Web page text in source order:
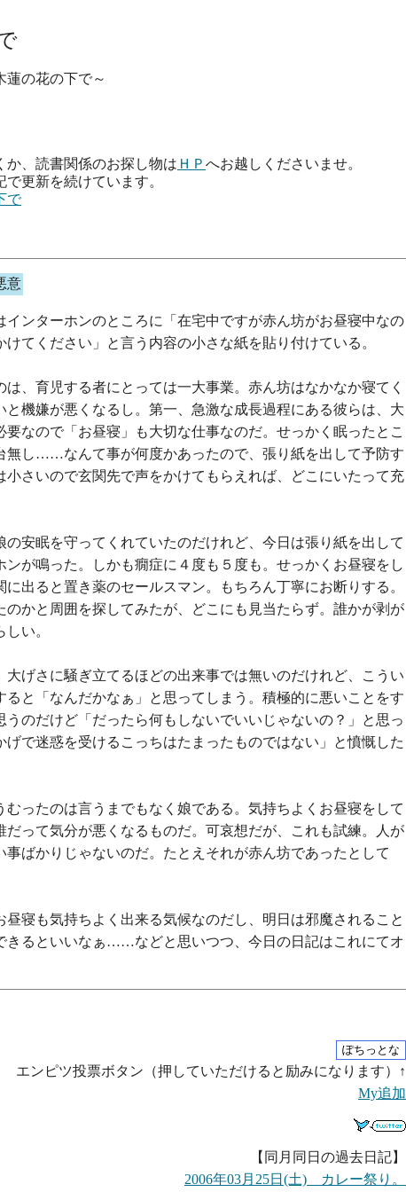
花の下で～
か、読書関係のお探し物は ＨＰ へお越しくださいませ。
更新を続けています。
で
意
インターホンのところに「在宅中ですが赤ん坊がお昼寝中なの
てください」と言う内容の小さな紙を貼り付けている。
、育児する者にとっては一大事業。赤ん坊はなかなか寝てく
と機嫌が悪くなるし。第一、急激な成長過程にある彼らは、大
要なので「お昼寝」も大切な仕事なのだ。せっかく眠ったとこ
無し……なんて事が何度かあったので、張り紙を出して予防す
小さいので玄関先で声をかけてもらえれば、どこにいたって充
安眠を守ってくれていたのだけれど、今日は張り紙を出して
ンが鳴った。しかも癇症に４度も５度も。せっかくお昼寝をし
出ると置き薬のセールスマン。もちろん丁寧にお断りする。
のかと周囲を探してみたが、どこにも見当たらず。誰かが剥が
い。
大げさに騒ぎ立てるほどの出来事では無いのだけれど、こうい
ると「なんだかなぁ」と思ってしまう。積極的に悪いことをす
うのだけど「だったら何もしないでいいじゃないの？」と思っ
げで迷惑を受けるこっちはたまったものではない」と憤慨した
ったのは言うまでもなく娘である。気持ちよくお昼寝をして
だって気分が悪くなるものだ。可哀想だが、これも試練。人が
ばかりじゃないのだ。たとえそれが赤ん坊であったとして
昼寝も気持ちよく出来る気候なのだし、明日は邪魔されること
きるといいなぁ……などと思いつつ、今日の日記はこれにてオ
エンピツ投票ボタン（押していただけると励みになります）↑
My追加
【同月同日の過去日記】
2006年03月25日(土) カレー祭り。